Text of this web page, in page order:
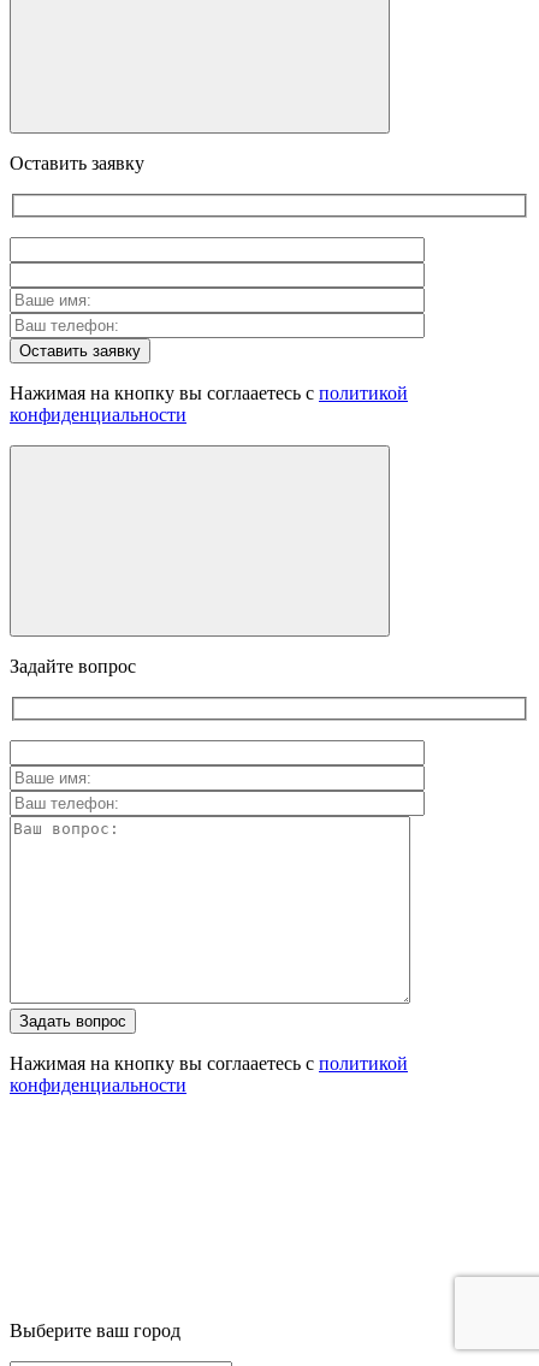
Оставить заявку
Оставить заявку
Нажимая на кнопку вы соглааетесь с политикой
конфиденциальности
Задайте вопрос
Задать вопрос
Нажимая на кнопку вы соглааетесь с политикой
конфиденциальности
Выберите ваш город